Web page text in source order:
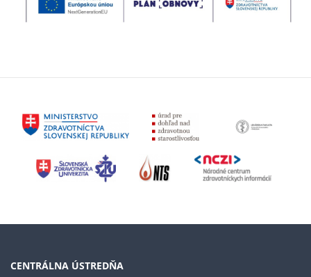
CENTRÁLNA ÚSTREDŇA